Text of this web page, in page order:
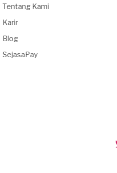
Tentang Kami
Karir
Blog
SejasaPay